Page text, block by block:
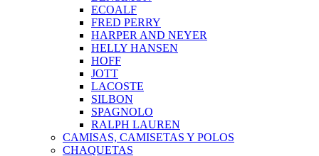
ECOALF
FRED PERRY
HARPER AND NEYER
HELLY HANSEN
HOFF
JOTT
LACOSTE
SILBON
SPAGNOLO
RALPH LAUREN
CAMISAS, CAMISETAS Y POLOS
CHAQUETAS